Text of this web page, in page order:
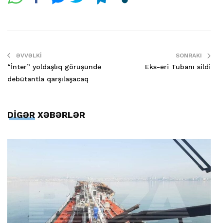
ƏVVƏLKI
“İnter” yoldaşlıq görüşündə
debütantla qarşılaşacaq
SONRAKI
Eks-əri Tubanı sildi
DİGƏR XƏBƏRLƏR